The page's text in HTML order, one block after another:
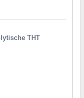
THT